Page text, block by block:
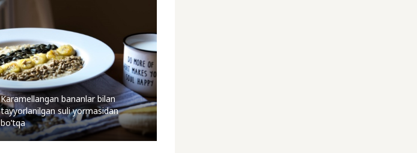
Karamellangan bananlar bilan
tayyorlanilgan suli yormasidan
bo’tqa